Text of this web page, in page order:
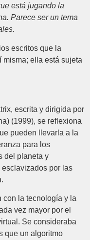
está jugando la
Parece ser un tema
escritos que la
ella está sujeta
escrita y dirigida por
(1999), se reflexiona
pueden llevarla a la
para los
del planeta y
por las
con la tecnología y la
vez mayor por el
Se consideraba
que un algoritmo